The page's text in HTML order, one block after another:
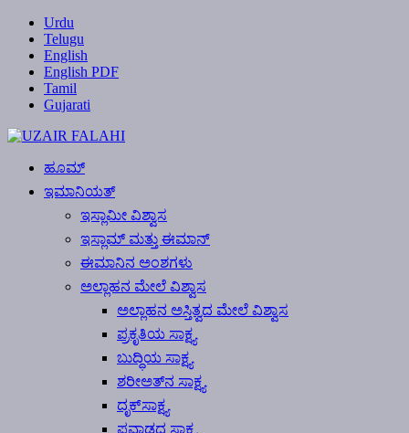
Urdu
Telugu
English
English PDF
Tamil
Gujarati
ಹೂಮ್
ಇಮಾನಿಯತ್
ಇಸ್ಲಾಮೀ ವಿಶ್ವಾಸ
ಇಸ್ಲಾಮ್ ಮತ್ತು ಈಮಾನ್
ಈಮಾನಿನ ಅಂಶಗಳು
ಅಲ್ಲಾಹನ ಮೇಲೆ ವಿಶ್ವಾಸ
ಅಲ್ಲಾಹನ ಅಸ್ತಿತ್ವದ ಮೇಲೆ ವಿಶ್ವಾಸ
ಪ್ರಕೃತಿಯ ಸಾಕ್ಷ್ಯ
ಬುದ್ಧಿಯ ಸಾಕ್ಷ್ಯ
ಶರೀಅತ್‍ನ ಸಾಕ್ಷ್ಯ
ದೃಕ್‍ಸಾಕ್ಷ್ಯ
ಪವಾಡದ ಸಾಕ್ಷ್ಯ